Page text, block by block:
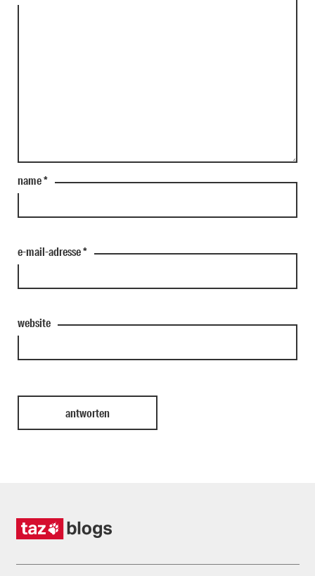
name*
e-mail-adresse*
website